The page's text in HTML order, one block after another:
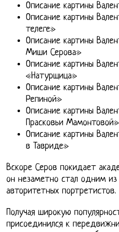
Описание картины
Описание картины
телеге»
Описание картины
Миши Серова»
Описание картины
«Натурщица»
Описание картины
Репиной»
Описание картины
Прасковьи Мамонтовой»
Описание картины
в Тавриде»
Вскоре Серов покидает
он незаметно стал одним из
авторитетных портретистов.
Получая широкую
присоединился к